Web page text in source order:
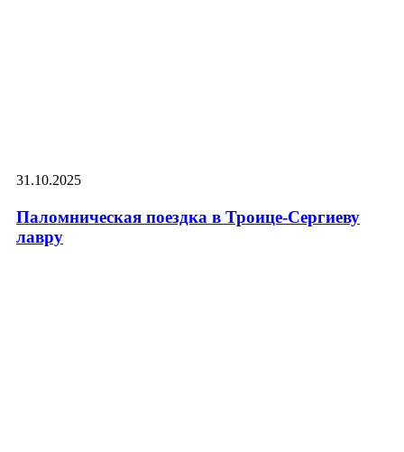
31.10.2025
Паломническая поездка в Троице-Сергиеву
лавру